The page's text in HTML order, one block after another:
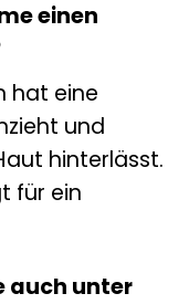
einen
hat eine
und
hinterlässt.
für ein
auch unter